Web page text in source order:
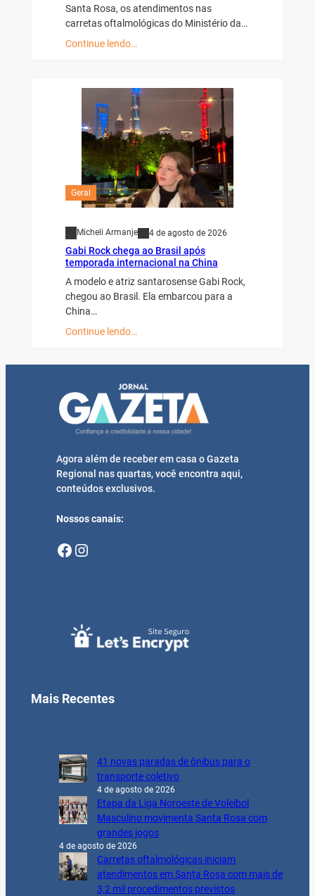
Santa Rosa, os atendimentos nas
carretas oftalmológicas do Ministério da…
Continue lendo…
Geral
Micheli Armanje 4 de agosto de 2026
Gabi Rock chega ao Brasil após
temporada internacional na China
A modelo e atriz santarosense Gabi Rock,
chegou ao Brasil. Ela embarcou para a
China…
Continue lendo…
Agora além de receber em casa o Gazeta
Regional nas quartas, você encontra aqui,
conteúdos exclusivos.
Nossos canais:
Facebook Instagram
Mais Recentes
41 novas paradas de ônibus para o
transporte coletivo
4 de agosto de 2026
Etapa da Liga Noroeste de Voleibol
Masculino movimenta Santa Rosa com
grandes jogos
4 de agosto de 2026
Carretas oftalmológicas iniciam
atendimentos em Santa Rosa com mais de
3,2 mil procedimentos previstos